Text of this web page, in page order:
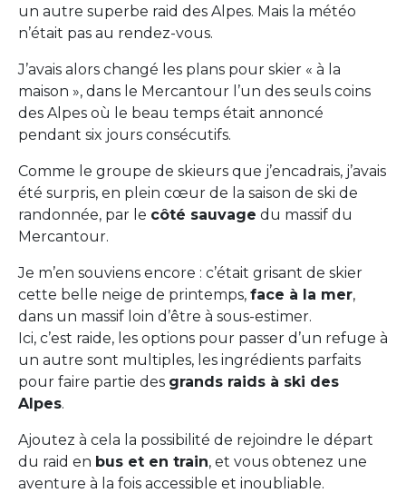
un autre superbe raid des Alpes. Mais la météo
n’était pas au rendez-vous.
J’avais alors changé les plans pour skier « à la
maison », dans le Mercantour l’un des seuls coins
des Alpes où le beau temps était annoncé
pendant six jours consécutifs.
Comme le groupe de skieurs que j’encadrais, j’avais
été surpris, en plein cœur de la saison de ski de
randonnée, par le côté sauvage du massif du
Mercantour.
Je m’en souviens encore : c’était grisant de skier
cette belle neige de printemps, face à la mer,
dans un massif loin d’être à sous-estimer.
Ici, c’est raide, les options pour passer d’un refuge à
un autre sont multiples, les ingrédients parfaits
pour faire partie des grands raids à ski des
Alpes.
Ajoutez à cela la possibilité de rejoindre le départ
du raid en bus et en train, et vous obtenez une
aventure à la fois accessible et inoubliable.